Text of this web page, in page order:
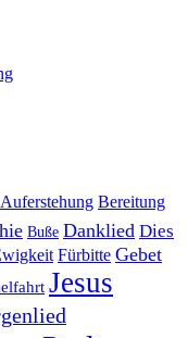
Auferstehung Bereitung
Buße Danklied Dies
Fürbitte Gebet
Jesus